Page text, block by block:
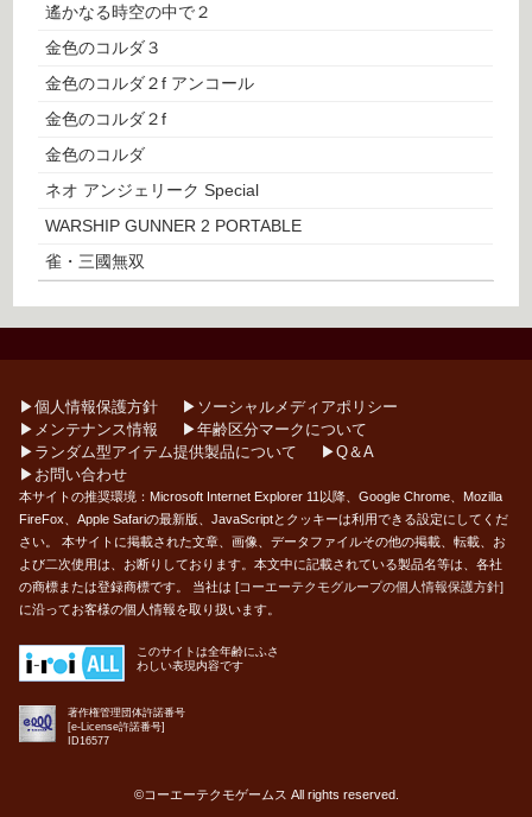
遙かなる時空の中で２
金色のコルダ３
金色のコルダ２f アンコール
金色のコルダ２f
金色のコルダ
ネオ アンジェリーク Special
WARSHIP GUNNER 2 PORTABLE
雀・三國無双
▶︎個人情報保護方針
▶︎ソーシャルメディアポリシー
▶︎メンテナンス情報
▶︎年齢区分マークについて
▶︎ランダム型アイテム提供製品について
▶︎Q＆A
▶︎お問い合わせ
本サイトの推奨環境：Microsoft Internet Explorer 11以降、Google Chrome、Mozilla
FireFox、Apple Safariの最新版、JavaScriptとクッキーは利用できる設定にしてくだ
さい。 本サイトに掲載された文章、画像、データファイルその他の掲載、転載、お
よび二次使用は、お断りしております。本文中に記載されている製品名等は、各社
の商標または登録商標です。 当社は [コーエーテクモグループの個人情報保護方針]
に沿ってお客様の個人情報を取り扱います。
このサイトは全年齢にふさ
わしい表現内容です
著作権管理団体許諾番号
[e-License許諾番号]
ID16577
©コーエーテクモゲームス All rights reserved.